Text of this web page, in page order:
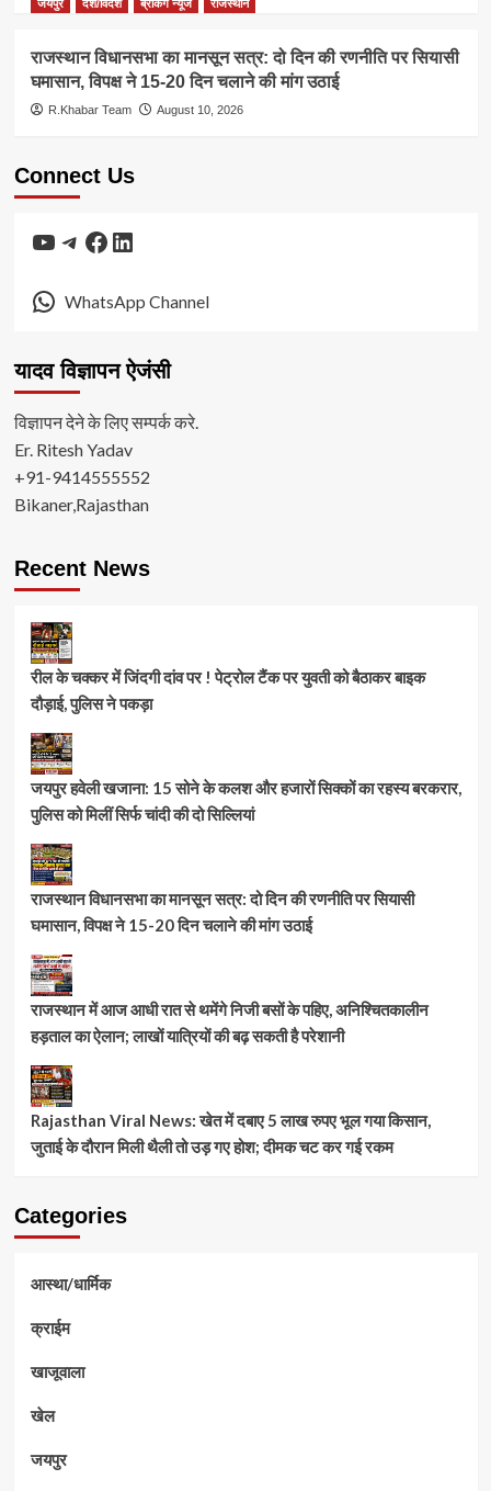
जयपुर देश/विदेश ब्रेकिंग न्यूज राजस्थान
राजस्थान विधानसभा का मानसून सत्र: दो दिन की रणनीति पर सियासी
घमासान, विपक्ष ने 15-20 दिन चलाने की मांग उठाई
R.Khabar Team August 10, 2026
Connect Us
YouTube
Telegram
Facebook
LinkedIn
WhatsApp Channel
यादव विज्ञापन ऐजंसी
विज्ञापन देने के लिए सम्पर्क करे.
Er. Ritesh Yadav
+91-9414555552
Bikaner,Rajasthan
Recent News
रील के चक्कर में जिंदगी दांव पर ! पेट्रोल टैंक पर युवती को बैठाकर बाइक
दौड़ाई, पुलिस ने पकड़ा
जयपुर हवेली खजाना: 15 सोने के कलश और हजारों सिक्कों का रहस्य बरकरार,
पुलिस को मिलीं सिर्फ चांदी की दो सिल्लियां
राजस्थान विधानसभा का मानसून सत्र: दो दिन की रणनीति पर सियासी
घमासान, विपक्ष ने 15-20 दिन चलाने की मांग उठाई
राजस्थान में आज आधी रात से थमेंगे निजी बसों के पहिए, अनिश्चितकालीन
हड़ताल का ऐलान; लाखों यात्रियों की बढ़ सकती है परेशानी
Rajasthan Viral News: खेत में दबाए 5 लाख रुपए भूल गया किसान,
जुताई के दौरान मिली थैली तो उड़ गए होश; दीमक चट कर गई रकम
Categories
आस्था/धार्मिक
क्राईम
खाजूवाला
खेल
जयपुर